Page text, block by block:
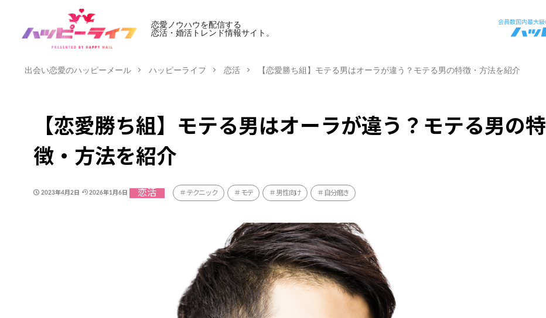
恋愛ノウハウを配信する
恋活・婚活トレンド情報サイト。
出会い恋愛のハッピーメール ハッピーライフ 恋活 【恋愛勝ち組】モテる男はオーラが違う？モテる男の特徴・方法を紹介
【恋愛勝ち組】モテる男はオーラが違う？モテる男の特
徴・方法を紹介
2023年4月2日 2026年1月6日 恋活 テクニック モテ 男性向け 自分磨き